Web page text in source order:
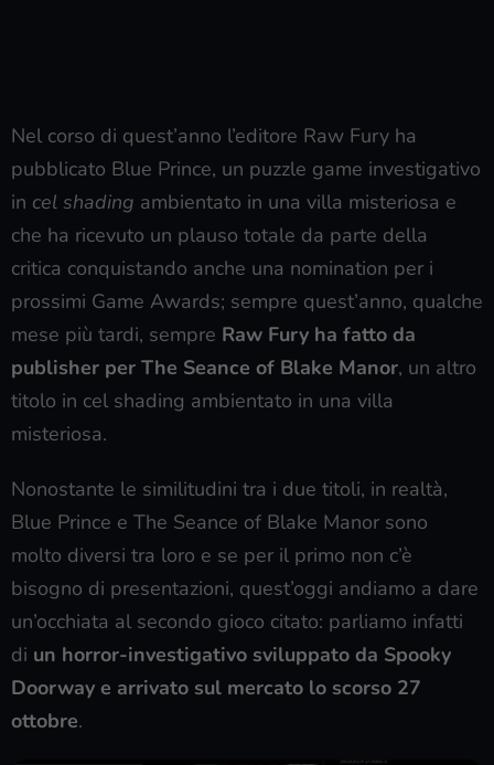
Nel corso di quest’anno l’editore Raw Fury ha
pubblicato Blue Prince, un puzzle game investigativo
in cel shading ambientato in una villa misteriosa e
che ha ricevuto un plauso totale da parte della
critica conquistando anche una nomination per i
prossimi Game Awards; sempre quest’anno, qualche
mese più tardi, sempre Raw Fury ha fatto da
publisher per The Seance of Blake Manor, un altro
titolo in cel shading ambientato in una villa
misteriosa.
Nonostante le similitudini tra i due titoli, in realtà,
Blue Prince e The Seance of Blake Manor sono
molto diversi tra loro e se per il primo non c’è
bisogno di presentazioni, quest’oggi andiamo a dare
un’occhiata al secondo gioco citato: parliamo infatti
di un horror-investigativo sviluppato da Spooky
Doorway e arrivato sul mercato lo scorso 27
ottobre.